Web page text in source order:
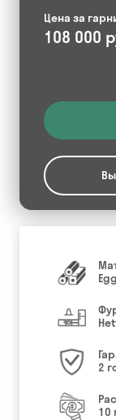
Цена за
108 000
2
10